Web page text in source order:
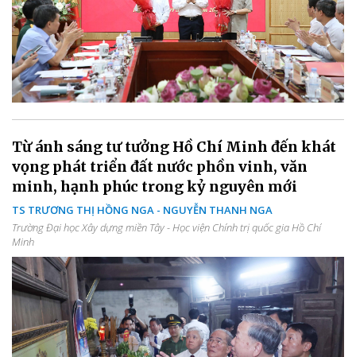
Từ ánh sáng tư tưởng Hồ Chí Minh đến khát
vọng phát triển đất nước phồn vinh, văn
minh, hạnh phúc trong kỷ nguyên mới
TS TRƯƠNG THỊ HỒNG NGA - NGUYỄN THANH NGA
Trường Đại học Xây dựng miền Tây - Học viện Chính trị quốc gia Hồ Chí
Minh